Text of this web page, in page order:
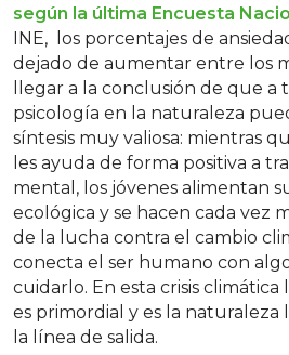
según la última Encuesta
INE, los porcentajes de
dejado de aumentar entre los
llegar a la conclusión de que a
psicología en la naturaleza
síntesis muy valiosa: mientras
les ayuda de forma positiva a
mental, los jóvenes alimentan
ecológica y se hacen cada vez
de la lucha contra el cambio
conecta el ser humano con
cuidarlo. En esta crisis climática
es primordial y es la
la línea de salida.